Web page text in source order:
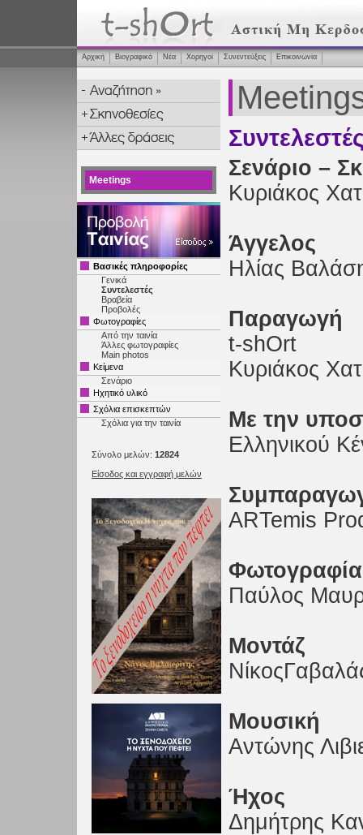
Αρχική Βιογραφικό Νέα Χορηγοί Συνεντεύξεις Επικοινωνία
Meetings
Βασικές πληροφορίες
Γενικά
Συντελεστές
Βραβεία
Προβολές
Φωτογραφίες
Από την ταινία
Άλλες φωτογραφίες
Main photos
Κείμενα
Σενάριο
Ηχητικό υλικό
Σχόλια επισκεπτών
Σχόλια για την ταινία
Σύνολο μελών: 12824
Είσοδος και εγγραφή μελών
Σενάριο –
Κυριάκος
Άγγελος
Ηλίας
Παραγωγή
t-shOrt
Κυριάκος
Με την
Ελληνικού
ARTemis
Φωτογραφία
Παύλος
Μοντάζ
Μουσική
Αντώνης
Ήχος
Δημήτρης